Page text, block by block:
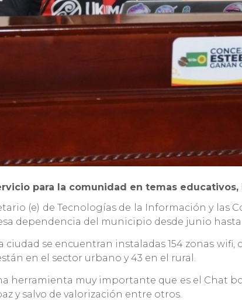
para la comunidad en temas
(e) de Tecnologías de la Información y las
dependencia del municipio desde junio
ciudad se encuentran instaladas 154 zonas
en el sector urbano y 43 en el rural.
herramienta muy importante que es el Chat
y salvo de valorización entre otros.